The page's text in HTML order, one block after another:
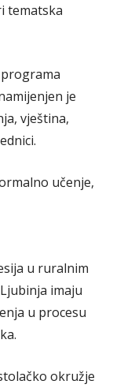
tematska
programa
je
vještina,
učenje,
u ruralnim
imaju
u procesu
okružje